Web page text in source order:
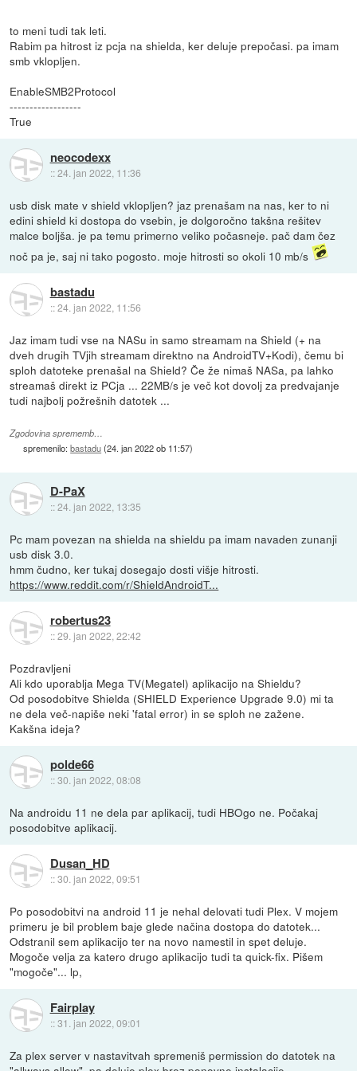
to meni tudi tak leti.
Rabim pa hitrost iz pcja na shielda, ker deluje prepočasi. pa imam
smb vklopljen.
EnableSMB2Protocol
------------------
True
neocodexx
::24. jan 2022, 11:36
usb disk mate v shield vklopljen? jaz prenašam na nas, ker to ni
edini shield ki dostopa do vsebin, je dolgoročno takšna rešitev
malce boljša. je pa temu primerno veliko počasneje. pač dam čez
noč pa je, saj ni tako pogosto. moje hitrosti so okoli 10 mb/s
bastadu
::24. jan 2022, 11:56
Jaz imam tudi vse na NASu in samo streamam na Shield (+ na
dveh drugih TVjih streamam direktno na AndroidTV+Kodi), čemu bi
sploh datoteke prenašal na Shield? Če že nimaš NASa, pa lahko
streamaš direkt iz PCja ... 22MB/s je več kot dovolj za predvajanje
tudi najbolj požrešnih datotek ...
Zgodovina sprememb…
spremenilo:bastadu(24. jan 2022 ob 11:57)
D-PaX
::24. jan 2022, 13:35
Pc mam povezan na shielda na shieldu pa imam navaden zunanji
usb disk 3.0.
hmm čudno, ker tukaj dosegajo dosti višje hitrosti.
https://www.reddit.com/r/ShieldAndroidT...
robertus23
::29. jan 2022, 22:42
Pozdravljeni
Ali kdo uporablja Mega TV(Megatel) aplikacijo na Shieldu?
Od posodobitve Shielda (SHIELD Experience Upgrade 9.0) mi ta
ne dela več-napiše neki 'fatal error) in se sploh ne zažene.
Kakšna ideja?
polde66
::30. jan 2022, 08:08
Na androidu 11 ne dela par aplikacij, tudi HBOgo ne. Počakaj
posodobitve aplikacij.
Dusan_HD
::30. jan 2022, 09:51
Po posodobitvi na android 11 je nehal delovati tudi Plex. V mojem
primeru je bil problem baje glede načina dostopa do datotek...
Odstranil sem aplikacijo ter na novo namestil in spet deluje.
Mogoče velja za katero drugo aplikacijo tudi ta quick-fix. Pišem
"mogoče"... lp,
Fairplay
::31. jan 2022, 09:01
Za plex server v nastavitvah spremeniš permission do datotek na